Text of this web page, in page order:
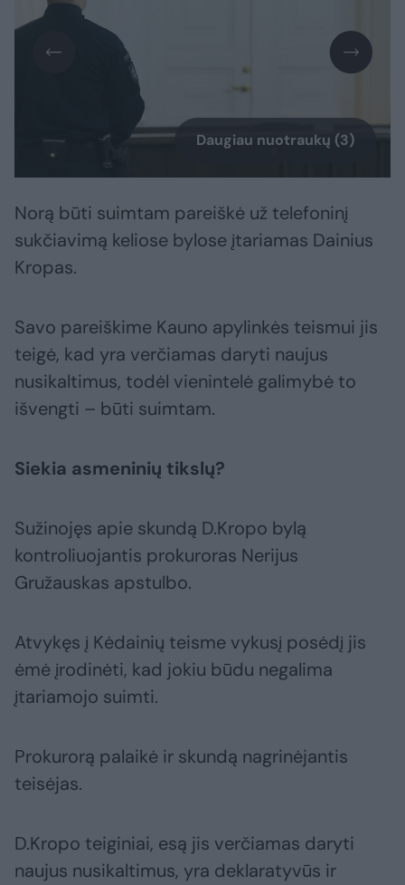
Daugiau nuotraukų (3)
Norą būti suimtam pareiškė už telefoninį
sukčiavimą keliose bylose įtariamas Dainius
Kropas.
Savo pareiškime Kauno apylinkės teismui jis
teigė, kad yra verčiamas daryti naujus
nusikaltimus, todėl vienintelė galimybė to
išvengti – būti suimtam.
Siekia asmeninių tikslų?
Sužinojęs apie skundą D.Kropo bylą
kontroliuojantis prokuroras Nerijus
Gružauskas apstulbo.
Atvykęs į Kėdainių teisme vykusį posėdį jis
ėmė įrodinėti, kad jokiu būdu negalima
įtariamojo suimti.
Prokurorą palaikė ir skundą nagrinėjantis
teisėjas.
D.Kropo teiginiai, esą jis verčiamas daryti
naujus nusikaltimus, yra deklaratyvūs ir